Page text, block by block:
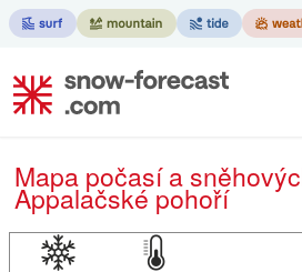
Mapa počasí a sněhových podmínek pro
Appalačské pohoří